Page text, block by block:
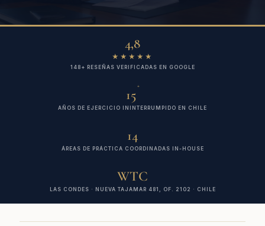
4,8
★★★★★
148+ RESEÑAS VERIFICADAS EN GOOGLE
15
+
AÑOS DE EJERCICIO ININTERRUMPIDO EN CHILE
14
ÁREAS DE PRÁCTICA COORDINADAS IN-HOUSE
WTC
LAS CONDES · NUEVA TAJAMAR 481, OF. 2102 · CHILE